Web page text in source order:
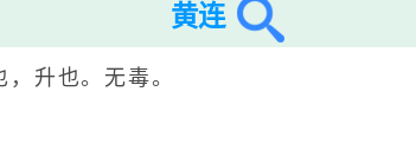
黄连
升也。无毒。